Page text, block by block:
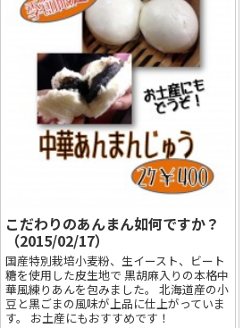
こだわりのあんまん如何ですか？
（2015/02/17）
国産特別栽培小麦粉、生イースト、ビート
糖を使用した皮生地で 黒胡麻入りの本格中
華風練りあんを包みました。 北海道産の小
豆と黒ごまの風味が上品に仕上がっていま
す。 お土産にもおすすめです！